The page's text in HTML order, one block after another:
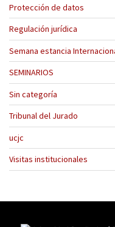
Protección de datos
Regulación jurídica
Semana estancia
SEMINARIOS
Sin categoría
Tribunal del Jurado
ucjc
Visitas institucionales